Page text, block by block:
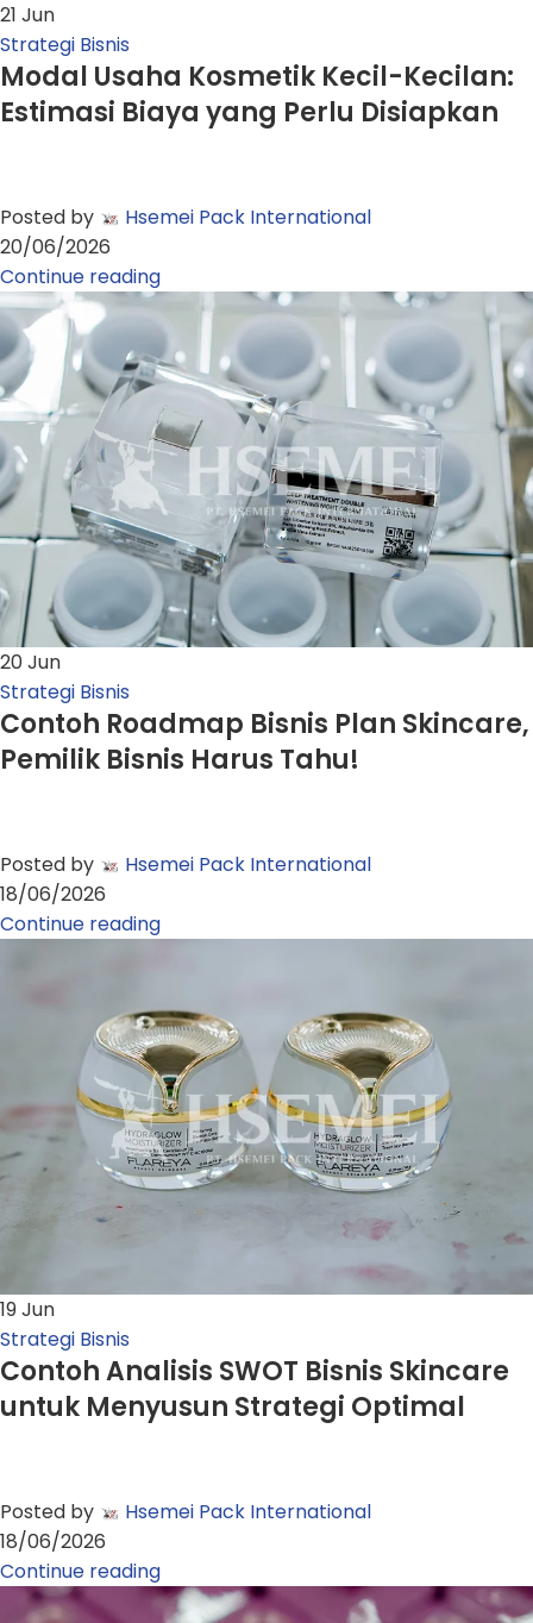
21 Jun
Strategi Bisnis
Modal Usaha Kosmetik Kecil-Kecilan:
Estimasi Biaya yang Perlu Disiapkan
Posted by
Hsemei Pack International
20/06/2026
Continue reading
20Jun
Strategi Bisnis
Contoh Roadmap Bisnis Plan Skincare,
Pemilik Bisnis Harus Tahu!
Posted by
Hsemei Pack International
18/06/2026
Continue reading
19Jun
Strategi Bisnis
Contoh Analisis SWOT Bisnis Skincare
untuk Menyusun Strategi Optimal
Posted by
Hsemei Pack International
18/06/2026
Continue reading